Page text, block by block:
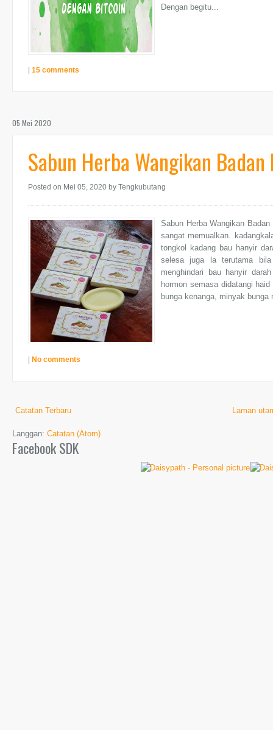
Dengan begitu...
15 comments
05 Mei 2020
Sabun Herba Wangikan
Posted on Mei 05, 2020 by Tengkubutang
Sabun Herba Wangikan
sangat memualkan.
tongkol kadang bau hanyir
selesa juga la terutama
menghindari bau hanyir
hormon semasa didatangi
bunga kenanga, minyak bunga
No comments
Catatan Terbaru Laman
Langgan: Catatan (Atom)
Facebook SDK